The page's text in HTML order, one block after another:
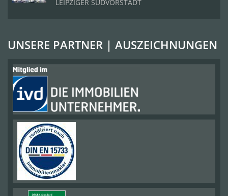
LEIPZIGER SÜDVORSTADT
UNSERE PARTNER | AUSZEICHNUNGEN